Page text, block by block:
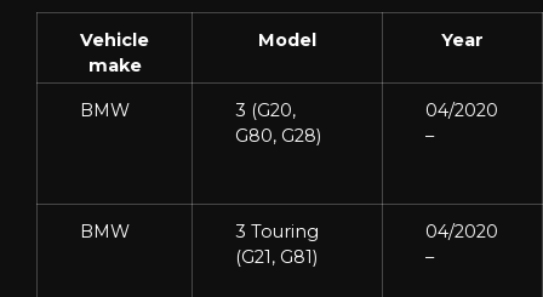
Vehicle
make
Model Year
BMW
3 (G20,
G80, G28)
04/2020
–
BMW
3 Touring
(G21, G81)
04/2020
–